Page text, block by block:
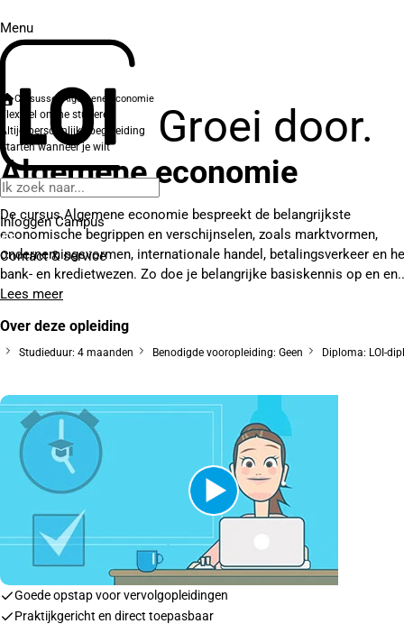
Menu
Groei door.
Inloggen Campus
Contact& service
Cursussen Algemene economie
Flexibel online studeren
Altijd persoonlijke begeleiding
Starten wanneer je wilt
Algemene economie
De cursus Algemene economie bespreekt de belangrijkste
economische begrippen en verschijnselen, zoals marktvormen,
ondernemingsvormen, internationale handel, betalingsverkeer en
bank- en kredietwezen. Zo doe je belangrijke basiskennis op en
Lees meer
Over deze opleiding
Studieduur: 4 maanden Benodigde vooropleiding: Geen Diploma: LOI-
Goede opstap voor vervolgopleidingen
Praktijkgericht en direct toepasbaar